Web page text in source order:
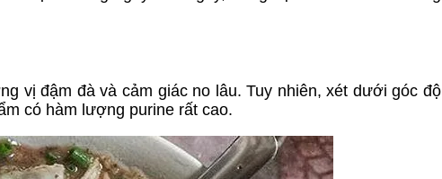
vị đậm đà và cảm giác no lâu. Tuy nhiên, xét dưới góc độ
có hàm lượng purine rất cao.